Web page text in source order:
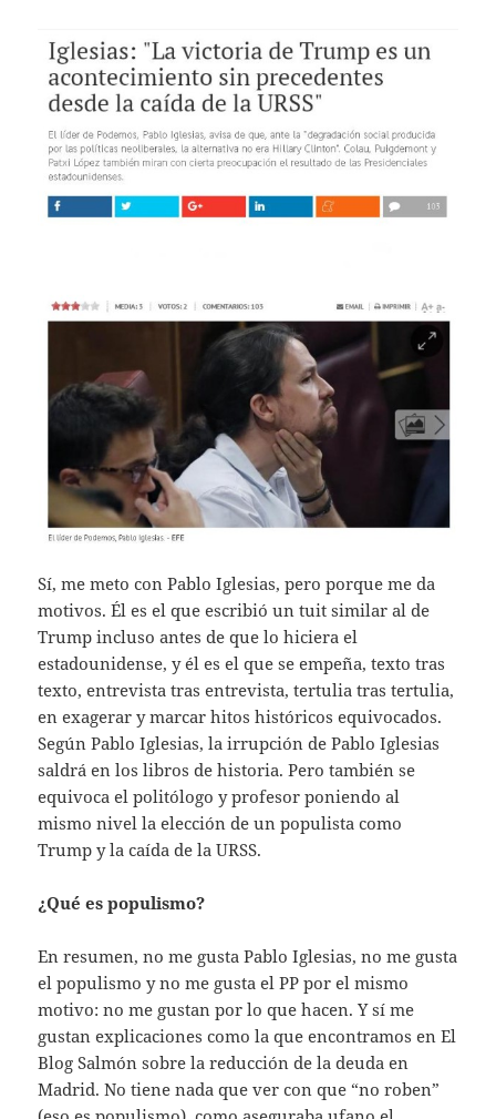
Sí, me meto con Pablo Iglesias, pero porque me da
motivos. Él es el que escribió un tuit similar al de
Trump incluso antes de que lo hiciera el
estadounidense, y él es el que se empeña, texto tras
texto, entrevista tras entrevista, tertulia tras tertulia,
en exagerar y marcar hitos históricos equivocados.
Según Pablo Iglesias, la irrupción de Pablo Iglesias
saldrá en los libros de historia. Pero también se
equivoca el politólogo y profesor poniendo al
mismo nivel la elección de un populista como
Trump y la caída de la URSS.
¿Qué es populismo?
En resumen, no me gusta Pablo Iglesias, no me gusta
el populismo y no me gusta el PP por el mismo
motivo: no me gustan por lo que hacen. Y sí me
gustan explicaciones como la que encontramos en El
Blog Salmón sobre la reducción de la deuda en
Madrid. No tiene nada que ver con que “no roben”